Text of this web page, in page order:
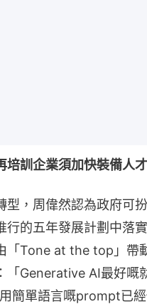
培訓企業須加快裝備人才
型，周偉然認為政府可
行的五年發展計劃中落
「Tone at the top」帶
「Generative AI最好嘅
簡單語言嘅prompt已